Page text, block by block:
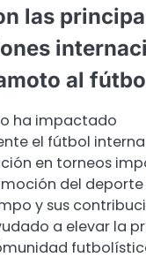
las
al
ha impactado
el fútbol
en torneos
del deporte
y sus
a elevar la